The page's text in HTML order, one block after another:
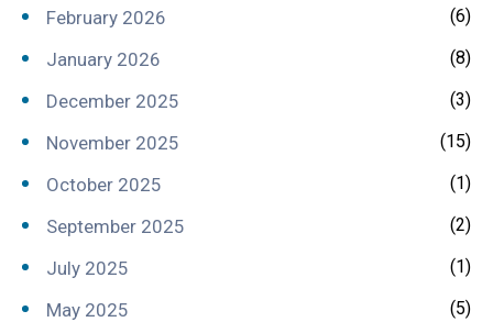
February 2026 (6)
January 2026 (8)
December 2025 (3)
November 2025 (15)
October 2025 (1)
September 2025 (2)
July 2025 (1)
May 2025 (5)